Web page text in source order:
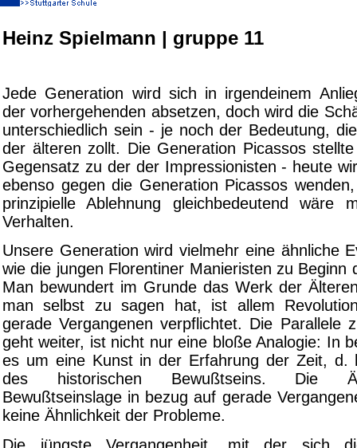
Heinz Spielmann | gruppe 11
Jede Generation wird sich in irgendeinem
der vorhergehenden absetzen, doch wird die
unterschiedlich sein - je noch der Bedeutung,
der älteren zollt. Die Generation Picassos
Gegensatz zu der der Impressionisten - heute
ebenso gegen die Generation Picassos
prinzipielle Ablehnung gleichbedeutend wäre
Verhalten.
Unsere Generation wird vielmehr eine ähnliche
wie die jungen Florentiner Manieristen zu Beginn
Man bewundert im Grunde das Werk der
man selbst zu sagen hat, ist allem
gerade Vergangenen verpflichtet. Die Parallele
geht weiter, ist nicht nur eine bloße Analogie: In
es um eine Kunst in der Erfahrung der Zeit, d.
des historischen Bewußtseins. Die
Bewußtseinslage in bezug auf gerade
keine Ähnlichkeit der Probleme.